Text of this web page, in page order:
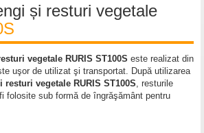
și resturi vegetale
vegetale RURIS ST100S este realizat din
uşor de utilizat şi transportat. După utilizarea
vegetale RURIS ST100S, resturile
folosite sub formă de îngrăşământ pentru